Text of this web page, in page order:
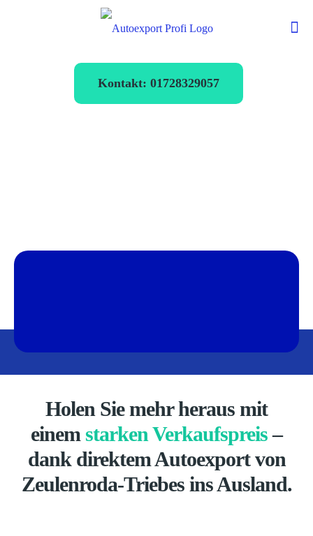
Kontakt: 01728329057
Holen Sie mehr heraus mit
einem starken Verkaufspreis–
dank direktem Autoexport von
Zeulenroda-Triebes ins Ausland.